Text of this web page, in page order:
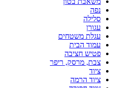
נפה
סלילה
עגורן
עגלת משטחים
עמוד הבית
פטיש חציבה
צבת, מרסק, ריפר
ציוד
ציוד הרמה